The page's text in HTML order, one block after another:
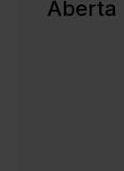
Aberta